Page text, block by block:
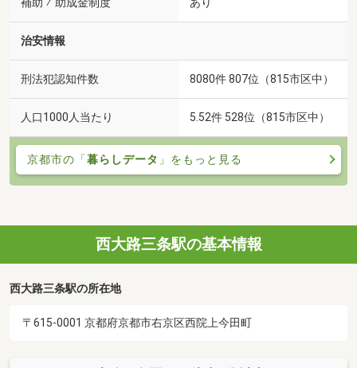
補助 ⁄ 助成金制度
治安情報
刑法犯認知件数 8080件 807位（815市区中）
人口1000人当たり 5.52件 528位（815市区中）
京都市の「暮らしデータ 」をもっと見る
西大路三条駅の基本情報
西大路三条駅の所在地
〒615-0001 京都府京都市右京区西院上今田町